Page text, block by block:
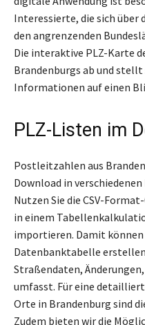
Interessierte, die sich
den angrenzenden
Die interaktive PLZ-Karte
Brandenburgs ab und
Informationen auf einen
PLZ-Listen im
Postleitzahlen aus
Download in
Nutzen Sie die CSV-
in einem
importieren. Damit können
Datenbanktabelle
Straßendaten,
umfasst. Für eine
Orte in Brandenburg sind
Zudem bieten wir die